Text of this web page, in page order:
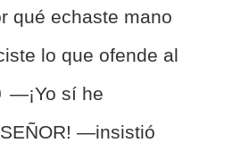
qué echaste mano
lo que ofende al
—¡Yo sí he
—insistió